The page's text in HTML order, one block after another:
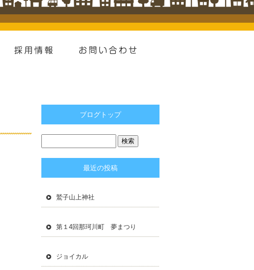
ブログトップ
最近の投稿
鷲子山上神社
第１4回那珂川町 夢まつり
ジョイカル